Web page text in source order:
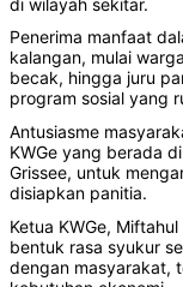
Penerima manfaat
kalangan, mulai
becak, hingga juru
program sosial yang
Antusiasme
KWGe yang berada
Grissee, untuk
disiapkan panitia.
Ketua KWGe,
bentuk rasa syukur
dengan masyarakat,